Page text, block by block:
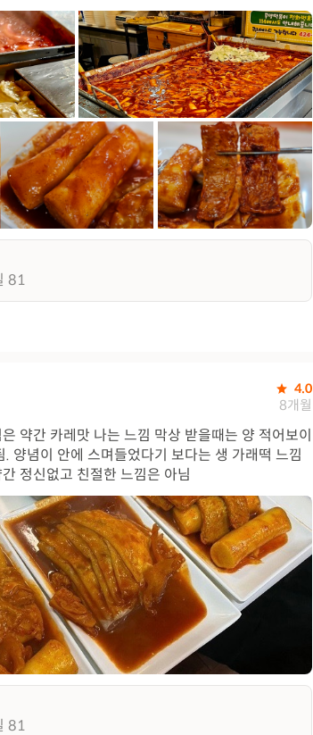
81
4.0
8개월
약간 카레맛 나는 느낌 막상 받을때는 양 적어보이
양념이 안에 스며들었다기 보다는 생 가래떡 느낌
정신없고 친절한 느낌은 아님
81